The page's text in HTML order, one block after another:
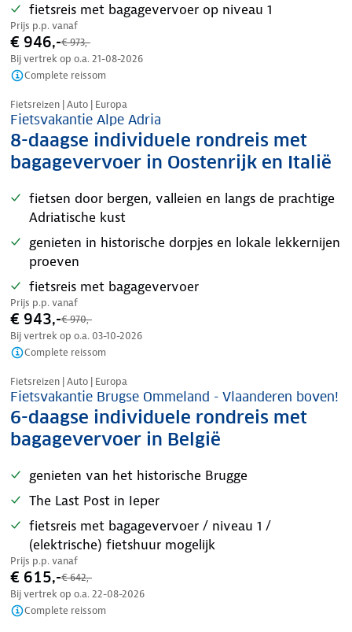
fietsreis met bagagevervoer op niveau 1
Prijs p.p. vanaf
€ 946,-€ 973,-
Bij vertrek op o.a. 21-08-2026
Complete reissom
Nazomer korting
Fietsreizen | Auto | Europa
Fietsvakantie Alpe Adria
8-daagse individuele rondreis met
bagagevervoer in Oostenrijk en Italië
fietsen door bergen, valleien en langs de prachtige
Adriatische kust
genieten in historische dorpjes en lokale lekkernijen
proeven
fietsreis met bagagevervoer
Prijs p.p. vanaf
€ 943,-€ 970,-
Bij vertrek op o.a. 03-10-2026
Complete reissom
Nazomer korting
Fietsreizen | Auto | Europa
Fietsvakantie Brugse Ommeland - Vlaanderen boven!
6-daagse individuele rondreis met
bagagevervoer in België
genieten van het historische Brugge
The Last Post in Ieper
fietsreis met bagagevervoer / niveau 1 /
(elektrische) fietshuur mogelijk
Prijs p.p. vanaf
€ 615,-€ 642,-
Bij vertrek op o.a. 22-08-2026
Complete reissom
Nazomer korting